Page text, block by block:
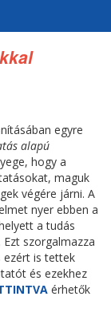
egyre
alapú
hogy a
maguk
végére járni. A
nyer ebben a
a tudás
szorgalmazza
ezért is tettek
és ezekhez
érhetők